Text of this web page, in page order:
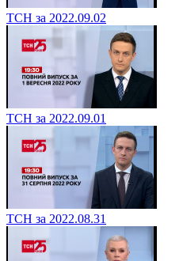
ТСН за 2022.09.02
ТСН за 2022.09.01
ТСН за 2022.08.31